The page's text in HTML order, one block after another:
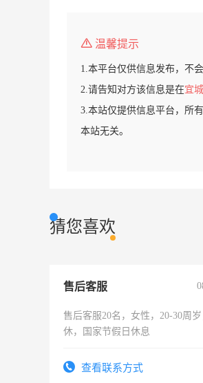
温馨提示
1.本平台仅供信息发布，不
2.请告知对方该信息是在宜
3.本站仅提供信息平台，所
本站无关。
猜您喜欢
售后客服
售后客服20名，女性，20-30周
休，国家节假日休息
查看联系方式